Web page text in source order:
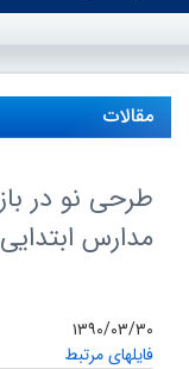
مقالات
طرحى نو در
مدارس ابتدایى
۱۳۹۰/۰۳/۳۰
فایلهای مرتبط